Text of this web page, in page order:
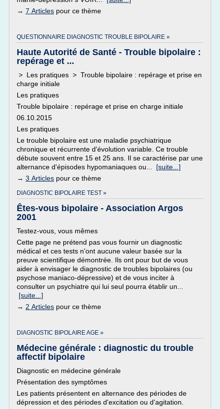
→ 7 Articles pour ce thème
QUESTIONNAIRE DIAGNOSTIC TROUBLE BIPOLAIRE »
Haute Autorité de Santé - Trouble bipolaire :
repérage et ...
> Les pratiques > Trouble bipolaire : repérage et prise en
charge initiale
Les pratiques
Trouble bipolaire : repérage et prise en charge initiale
06.10.2015
Les pratiques
Le trouble bipolaire est une maladie psychiatrique
chronique et récurrente d'évolution variable. Ce trouble
débute souvent entre 15 et 25 ans. Il se caractérise par une
alternance d'épisodes hypomaniaques ou... [suite...]
→ 3 Articles pour ce thème
DIAGNOSTIC BIPOLAIRE TEST »
Êtes-vous bipolaire - Association Argos
2001
Testez-vous, vous mêmes
Cette page ne prétend pas vous fournir un diagnostic
médical et ces tests n'ont aucune valeur basée sur la
preuve scientifique démontrée. Ils ont pour but de vous
aider à envisager le diagnostic de troubles bipolaires (ou
psychose maniaco-dépressive) et de vous inciter à
consulter un psychiatre qui lui seul pourra établir un...
[suite...]
→ 2 Articles pour ce thème
DIAGNOSTIC BIPOLAIRE AGE »
Médecine générale : diagnostic du trouble
affectif bipolaire
Diagnostic en médecine générale
Présentation des symptômes
Les patients présentent en alternance des périodes de
dépression et des périodes d'excitation ou d'agitation.